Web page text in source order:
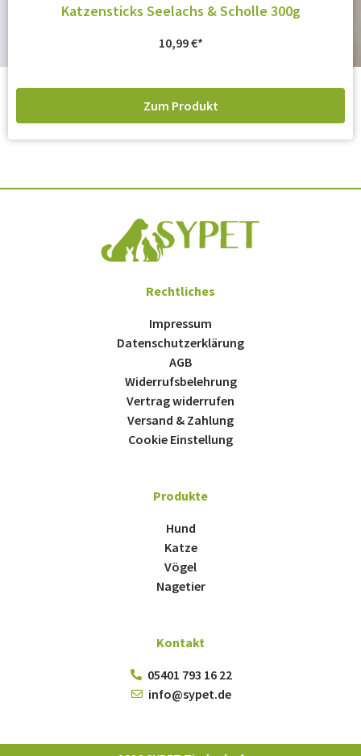
Katzensticks Seelachs & Scholle 300g
10,99€
Zum Produkt
Rechtliches
Impressum
Datenschutzerklärung
AGB
Widerrufsbelehrung
Vertrag widerrufen
Versand & Zahlung
Cookie Einstellung
Produkte
Hund
Katze
Vögel
Nagetier
Kontakt
05401 793 16 22
info@sypet.de